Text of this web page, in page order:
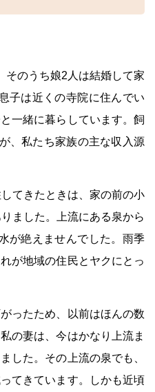
そのうち娘2人は結婚して家
子は近くの寺院に住んでい
一緒に暮らしています。飼
、私たち家族の主な収入源
てきたときは、家の前の小
ました。上流にある泉から
が絶えませんでした。雨季
が地域の住民とヤクにとっ
ったため、以前はほんの数
の妻は、今はかなり上流ま
した。その上流の泉でも、
てきています。しかも近頃